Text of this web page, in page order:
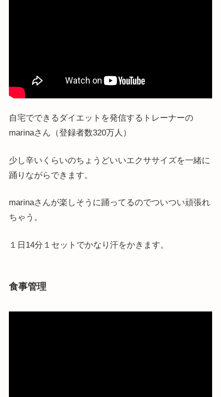
自宅でできるダイエットを発信するトレーナーの
marinaさん（登録者数320万人）
少し辛いくらいのちょうどいいエクササイズを一緒に
踊りながらできます。
marinaさんが楽しそうに踊ってるのでついつい頑張れ
ちゃう。
１日14分１セットでかなり汗をかきます。
食事管理